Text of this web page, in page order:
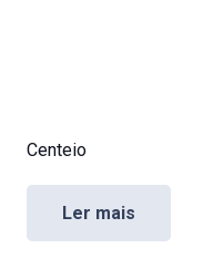
Centeio
Ler mais